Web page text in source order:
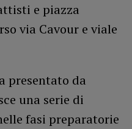
e piazza
via Cavour e viale
presentato da
una serie di
fasi preparatorie